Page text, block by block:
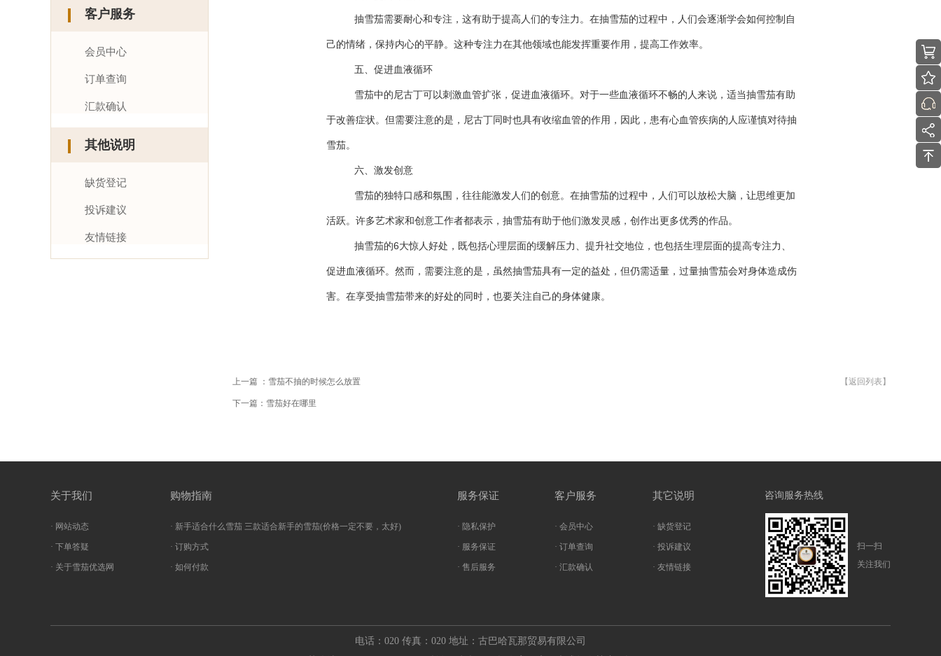
客户服务
会员中心
订单查询
汇款确认
其他说明
缺货登记
投诉建议
友情链接
抽雪茄需要耐心和专注，这有助于提高人们的专注力。在抽雪茄的过程中，人们会逐渐学会如何控制自
己的情绪，保持内心的平静。这种专注力在其他领域也能发挥重要作用，提高工作效率。
五、促进血液循环
雪茄中的尼古丁可以刺激血管扩张，促进血液循环。对于一些血液循环不畅的人来说，适当抽雪茄有助
于改善症状。但需要注意的是，尼古丁同时也具有收缩血管的作用，因此，患有心血管疾病的人应谨慎对待抽
雪茄。
六、激发创意
雪茄的独特口感和氛围，往往能激发人们的创意。在抽雪茄的过程中，人们可以放松大脑，让思维更加
活跃。许多艺术家和创意工作者都表示，抽雪茄有助于他们激发灵感，创作出更多优秀的作品。
抽雪茄的6大惊人好处，既包括心理层面的缓解压力、提升社交地位，也包括生理层面的提高专注力、
促进血液循环。然而，需要注意的是，虽然抽雪茄具有一定的益处，但仍需适量，过量抽雪茄会对身体造成伤
害。在享受抽雪茄带来的好处的同时，也要关注自己的身体健康。
上一篇 ：雪茄不抽的时候怎么放置 【返回列表】
下一篇：雪茄好在哪里
关于我们
· 网站动态
· 下单答疑
· 关于雪茄优选网
购物指南
· 新手适合什么雪茄 三款适合新手的雪茄(价格一定不要，太好)
· 订购方式
· 如何付款
服务保证
· 隐私保护
· 服务保证
· 售后服务
客户服务
· 会员中心
· 订单查询
· 汇款确认
其它说明
· 缺货登记
· 投诉建议
· 友情链接
咨询服务热线
扫一扫
关注我们
电话：020 传真：020 地址：古巴哈瓦那贸易有限公司